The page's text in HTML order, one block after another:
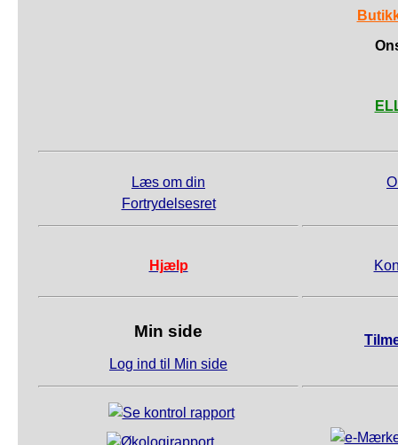
Læs om din
Fortrydelsesret
Hjælp
Min side
Log ind til Min side